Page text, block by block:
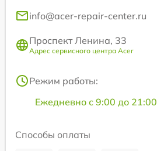
info@acer-repair-center.ru
Проспект Ленина, 33
Адрес сервисного центра Acer
Режим работы:
Ежедневно с 9:00 до 21:00
Способы оплаты